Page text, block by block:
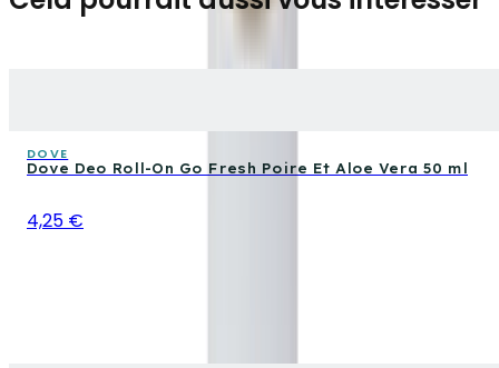
DOVE
Dove Deo Roll-On Go Fresh Poire Et Aloe Vera 50 ml
4,25 €